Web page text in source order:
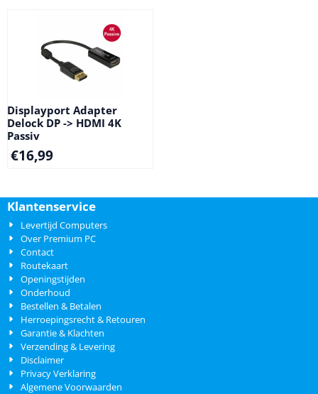
Displayport Adapter
Delock DP -> HDMI 4K
Passiv
€16,99
Klantenservice
Levertijd Computers
Over Premium PC
Contact
Routekaart
Openingstijden
Onderhoud
Bestellen & Betalen
Herroepingsrecht & Retouren
Garantie & Klachten
Verzending & Levering
Disclaimer
Privacy Verklaring
Algemene Voorwaarden